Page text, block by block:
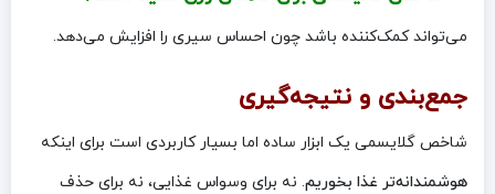
می‌تواند کمک‌کننده باشد چون احساس سیری را افزایش می‌دهد.
جمع‌بندی و نتیجه‌گیری
شاخص گلایسمی یک ابزار ساده اما بسیار کاربردی است برای اینکه
هوشمندانه‌تر غذا بخوریم. نه برای وسواس غذایی، نه برای حذف